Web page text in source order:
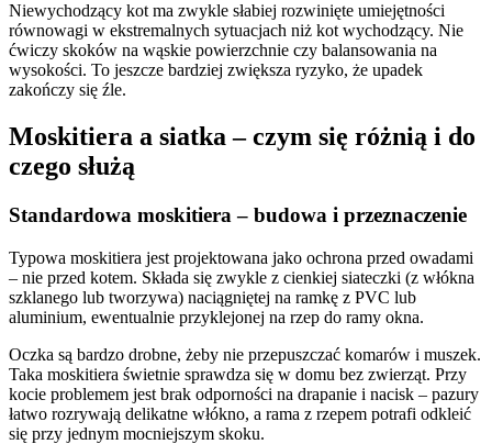
Niewychodzący kot ma zwykle słabiej rozwinięte umiejętności
równowagi w ekstremalnych sytuacjach niż kot wychodzący. Nie
ćwiczy skoków na wąskie powierzchnie czy balansowania na
wysokości. To jeszcze bardziej zwiększa ryzyko, że upadek
zakończy się źle.
Moskitiera a siatka – czym się różnią i do
czego służą
Standardowa moskitiera – budowa i przeznaczenie
Typowa moskitiera jest projektowana jako ochrona przed owadami
– nie przed kotem. Składa się zwykle z cienkiej siateczki (z włókna
szklanego lub tworzywa) naciągniętej na ramkę z PVC lub
aluminium, ewentualnie przyklejonej na rzep do ramy okna.
Oczka są bardzo drobne, żeby nie przepuszczać komarów i muszek.
Taka moskitiera świetnie sprawdza się w domu bez zwierząt. Przy
kocie problemem jest brak odporności na drapanie i nacisk – pazury
łatwo rozrywają delikatne włókno, a rama z rzepem potrafi odkleić
się przy jednym mocniejszym skoku.